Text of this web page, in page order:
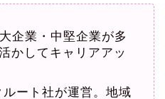
企業・中堅企業が多
かしてキャリアアッ
ート社が運営。地域